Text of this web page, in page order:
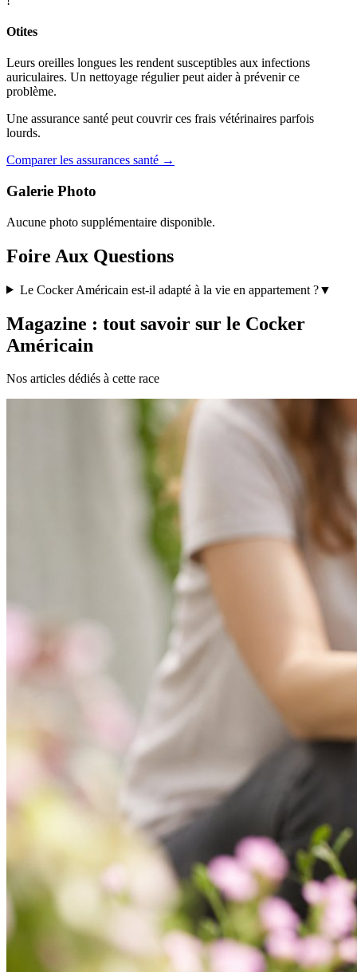
Otites
Leurs oreilles longues les rendent susceptibles aux infections
auriculaires. Un nettoyage régulier peut aider à prévenir ce
problème.
Une assurance santé peut couvrir ces frais vétérinaires parfois
lourds.
Comparer les assurances santé →
Galerie Photo
Aucune photo supplémentaire disponible.
Foire Aux Questions
Le Cocker Américain est-il adapté à la vie en appartement ?▼
Magazine : tout savoir sur le Cocker
Américain
Nos articles dédiés à cette race